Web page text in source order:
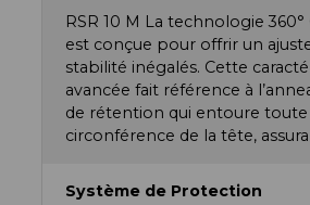
RSR 10 M La technologie
est conçue pour offrir un
stabilité inégalés. Cette
avancée fait référence à
de rétention qui entoure toute
circonférence de la tête,
Système de Protection